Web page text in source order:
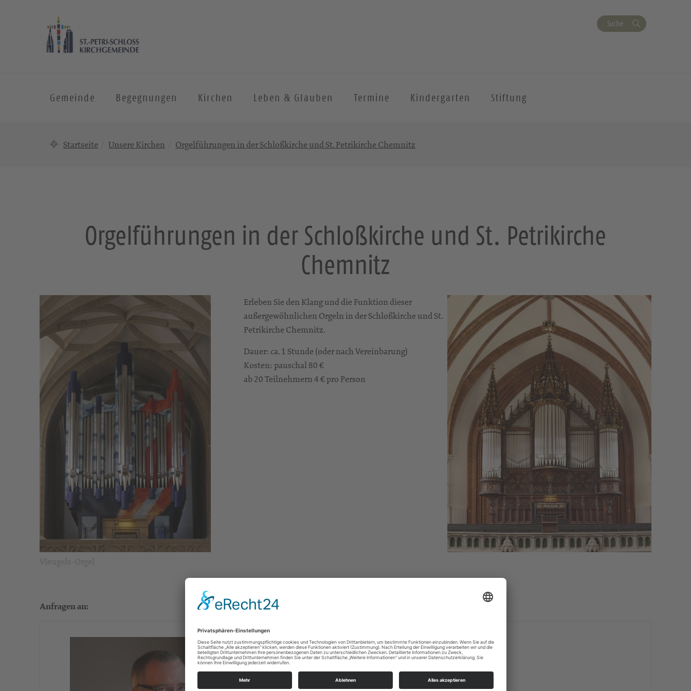
Suche
Gemeinde Begegnungen Kirchen Leben & Glauben Termine Kindergarten Stiftung
Startseite Unsere Kirchen Orgelführungen in der Schloßkirche und St. Petrikirche Chemnitz
Orgelführungen in der Schloßkirche und St. Petrikirche
Chemnitz
Erleben Sie den Klang und die Funktion dieser
außergewöhnlichen Orgeln in der Schloßkirche und St.
Petrikirche Chemnitz.
Dauer: ca. 1 Stunde (oder nach Vereinbarung)
Kosten: pauschal 80 €
ab 20 Teilnehmern 4 € pro Person
Anfragen an:
Siegfried Petri
Kirchenmusikdirektor
+49 (0) 177 3181 945